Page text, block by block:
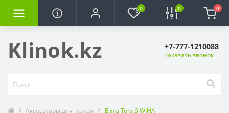
0 0 0
Klinok.kz +7-777-1210088
Заказать звонок
Аксессуары для ножей Бита Torx 6 WIHA